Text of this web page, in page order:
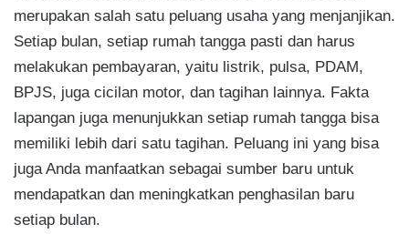
merupakan salah satu peluang usaha yang menjanjikan.
Setiap bulan, setiap rumah tangga pasti dan harus
melakukan pembayaran, yaitu listrik, pulsa, PDAM,
BPJS, juga cicilan motor, dan tagihan lainnya. Fakta
lapangan juga menunjukkan setiap rumah tangga bisa
memiliki lebih dari satu tagihan. Peluang ini yang bisa
juga Anda manfaatkan sebagai sumber baru untuk
mendapatkan dan meningkatkan penghasilan baru
setiap bulan.